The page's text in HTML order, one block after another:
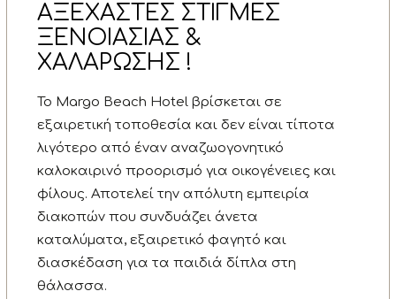
ΑΞΕΧΑΣΤΕΣ ΣΤΙΓΜΕΣ
ΞΕΝΟΙΑΣΙΑΣ &
ΧΑΛΑΡΩΣΗΣ !
Το Margo Beach Hotel βρίσκεται σε
εξαιρετική τοποθεσία και δεν είναι τίποτα
λιγότερο από έναν αναζωογονητικό
καλοκαιρινό προορισμό για οικογένειες και
φίλους. Αποτελεί την απόλυτη εμπειρία
διακοπών που συνδυάζει άνετα
καταλύματα, εξαιρετικό φαγητό και
διασκέδαση για τα παιδιά δίπλα στη
θάλασσα.